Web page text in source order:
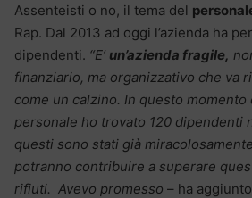
Assenteisti o no, il tema del
Rap. Dal 2013 ad oggi l’azienda ha
dipendenti. “E’ un’azienda fragile,
finanziario, ma organizzativo che va
come un calzino. In questo
personale ho trovato 120 dipendenti
questi sono stati già
potranno contribuire a superare
rifiuti. Avevo promesso – ha